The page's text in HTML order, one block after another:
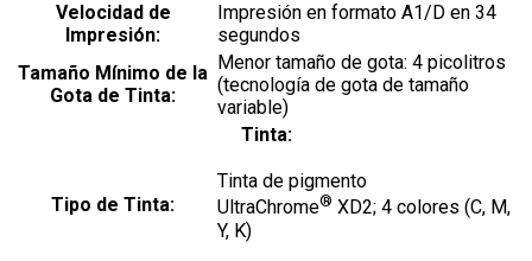
Velocidad de
Impresión:
Impresión en formato A1/D en 34
segundos
Tamaño Mínimo de la
Gota de Tinta:
Menor tamaño de gota: 4 picolitros
(tecnología de gota de tamaño
variable)
Tinta:
Tipo de Tinta:
Tinta de pigmento
UltraChrome® XD2; 4 colores (C, M,
Y, K)